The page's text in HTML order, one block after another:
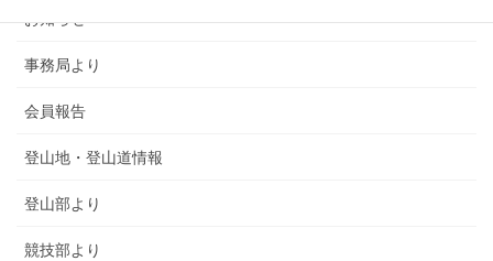
お知らせ
事務局より
会員報告
登山地・登山道情報
登山部より
競技部より